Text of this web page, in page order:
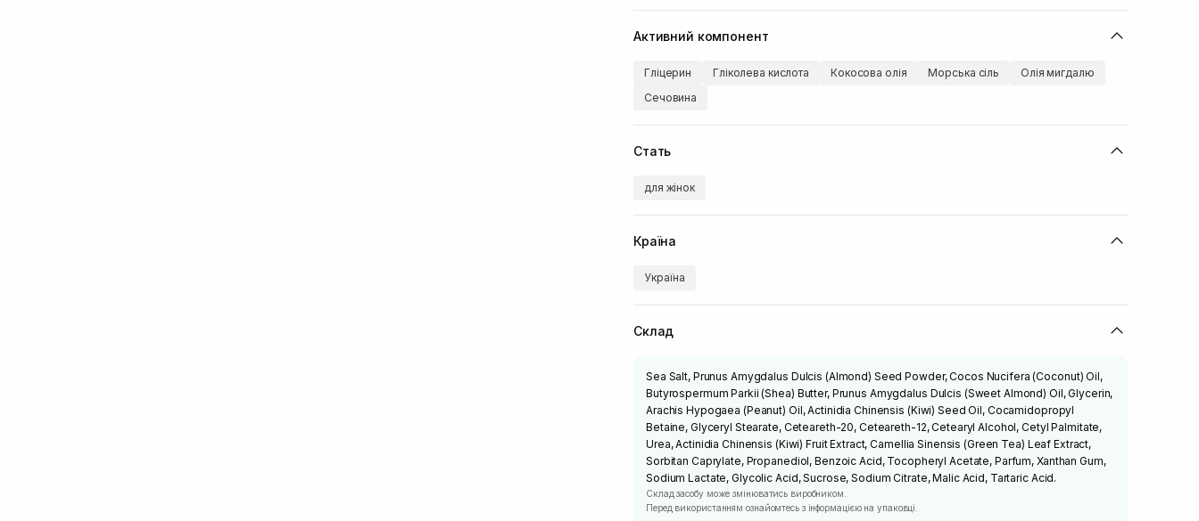
Активний компонент
Гліцерин Гліколева кислота Кокосова олія Морська сіль
Олія мигдалю
Сечовина
Стать
для жінок
Країна
Україна
Склад
Sea Salt, Prunus Amygdalus Dulcis (Almond) Seed Powder, Cocos Nucifera (Coconut) Oil,
Butyrospermum Parkii (Shea) Butter, Prunus Amygdalus Dulcis (Sweet Almond) Oil, Glycerin,
Arachis Hypogaea (Peanut) Oil, Actinidia Chinensis (Kiwi) Seed Oil, Cocamidopropyl
Betaine, Glyceryl Stearate, Ceteareth-20, Ceteareth-12, Cetearyl Alcohol, Cetyl Palmitate,
Urea, Actinidia Chinensis (Kiwi) Fruit Extract, Camellia Sinensis (Green Tea) Leaf Extract,
Sorbitan Caprylate, Propanediol, Benzoic Acid, Tocopheryl Acetate, Parfum, Xanthan Gum,
Sodium Lactate, Glycolic Acid, Sucrose, Sodium Citrate, Malic Acid, Tartaric Acid.
Склад засобу може змінюватись виробником.
Перед використанням ознайомтесь з інформацією на упаковці.